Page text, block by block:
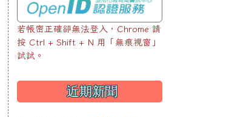
若帳密正確卻無法登入，Chrome 請
按 Ctrl + Shift + N 用「無痕視窗」
試試。
近期新聞